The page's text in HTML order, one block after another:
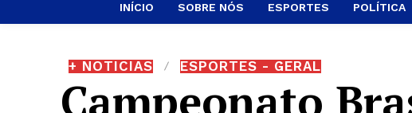
INÍCIO SOBRE NÓS ESPORTES POLÍTICA
+ NOTICIAS ESPORTES - GERAL
Campeonato